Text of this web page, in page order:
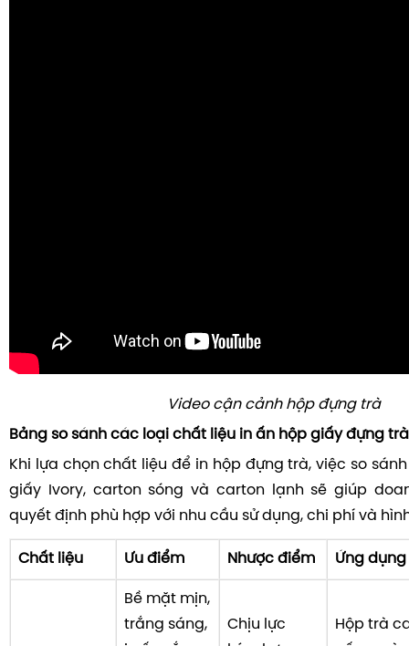
Video cận cảnh hộp đựng trà
Bảng so sánh các loại chất liệu in ấn hộp giấy đựng trà
Khi lựa chọn chất liệu để in hộp đựng trà, việc so
giấy Ivory, carton sóng và carton lạnh sẽ giúp
quyết định phù hợp với nhu cầu sử dụng, chi phí và
Chất liệu Ưu điểm Nhược điểm Ứng dụng
Bề mặt mịn,
trắng sáng,
Chịu lực
Hộp trà